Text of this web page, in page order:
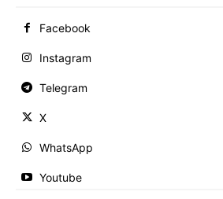
Facebook
Instagram
Telegram
X
WhatsApp
Youtube